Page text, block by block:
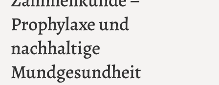
Prophylaxe und
nachhaltige
Mundgesundheit